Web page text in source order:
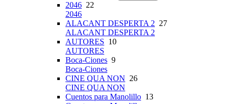
2046 22
2046
ALACANT DESPERTA 2 27
ALACANT DESPERTA 2
AUTORES 10
AUTORES
Boca-Ciones 9
Boca-Ciones
CINE QUA NON 26
CINE QUA NON
Cuentos para Manolillo 13